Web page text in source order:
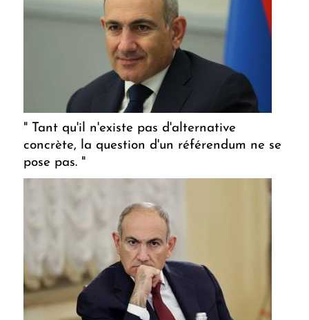
" Tant qu'il n'existe pas d'alternative
concrète, la question d'un référendum ne se
pose pas. "